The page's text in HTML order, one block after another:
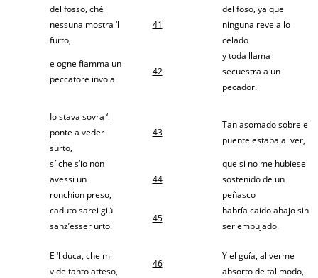
del fosso, ché
nessuna mostra ‘l
furto,
41
del foso, ya que
ninguna revela lo
celado
e ogne fiamma un
peccatore invola.
42
y toda llama
secuestra a un
pecador.
Io stava sovra ‘l
ponte a veder
surto,
43
Tan asomado sobre el
puente estaba al ver,
sí che s’io non
avessi un
ronchion preso,
44
que si no me hubiese
sostenido de un
peñasco
caduto sarei giú
sanz’esser urto.
45
habría caído abajo sin
ser empujado.
E ‘l duca, che mi
vide tanto atteso,
46
Y el guía, al verme
absorto de tal modo,